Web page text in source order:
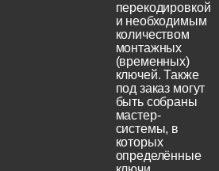
перекодировкой
и необходимым
количеством
монтажных
(временных)
ключей. Также
под заказ могут
быть собраны
мастер-
системы, в
которых
определённые